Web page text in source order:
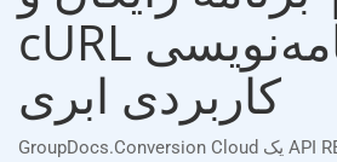
cURL رابط برنامه‌نویسی
کاربردی ابری
GroupDocs.Conversion Cloud یک API REST قابل اعتماد است که